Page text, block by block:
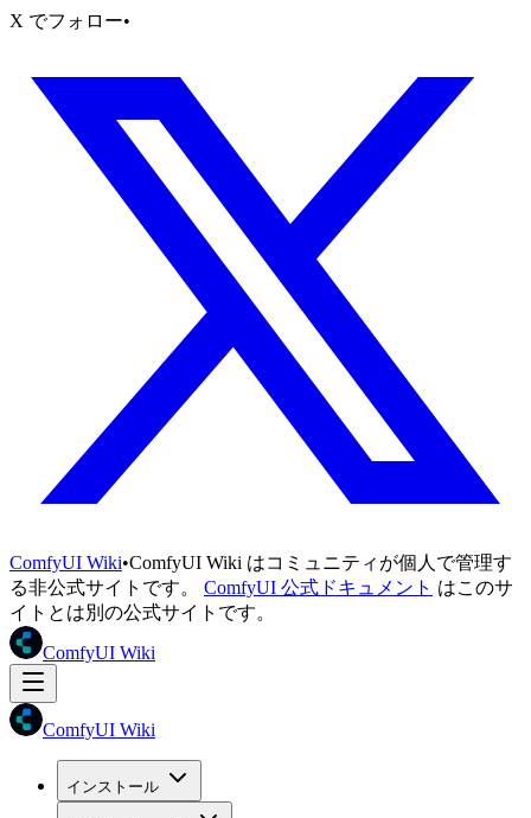
X でフォロー•
ComfyUI Wiki•ComfyUI Wiki はコミュニティが個人で管理す
る非公式サイトです。
ComfyUI 公式ドキュメント はこのサ
イトとは別の公式サイトです。
ComfyUI Wiki
ComfyUI Wiki
インストール